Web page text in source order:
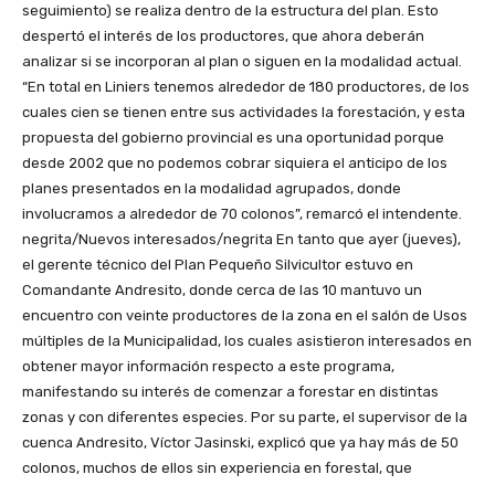
seguimiento) se realiza dentro de la estructura del plan. Esto
despertó el interés de los productores, que ahora deberán
analizar si se incorporan al plan o siguen en la modalidad actual.
“En total en Liniers tenemos alrededor de 180 productores, de los
cuales cien se tienen entre sus actividades la forestación, y esta
propuesta del gobierno provincial es una oportunidad porque
desde 2002 que no podemos cobrar siquiera el anticipo de los
planes presentados en la modalidad agrupados, donde
involucramos a alrededor de 70 colonos”, remarcó el intendente.
negrita/Nuevos interesados/negrita En tanto que ayer (jueves),
el gerente técnico del Plan Pequeño Silvicultor estuvo en
Comandante Andresito, donde cerca de las 10 mantuvo un
encuentro con veinte productores de la zona en el salón de Usos
múltiples de la Municipalidad, los cuales asistieron interesados en
obtener mayor información respecto a este programa,
manifestando su interés de comenzar a forestar en distintas
zonas y con diferentes especies. Por su parte, el supervisor de la
cuenca Andresito, Víctor Jasinski, explicó que ya hay más de 50
colonos, muchos de ellos sin experiencia en forestal, que